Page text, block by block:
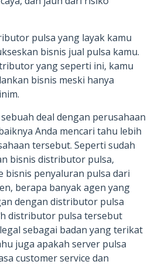
pulsa yang layak kamu
bisnis jual pulsa kamu.
yang seperti ini, kamu
bisnis meski hanya
deal dengan perusahaan
Anda mencari tahu lebih
tersebut. Seperti sudah
bisnis distributor pulsa,
bisnis penyaluran pulsa dari
berapa banyak agen yang
dengan distributor pulsa
distributor pulsa tersebut
sebagai badan yang terikat
juga apakah server pulsa
customer service dan